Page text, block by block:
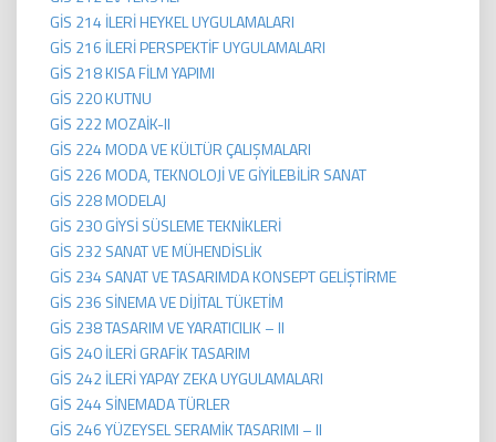
GİS 214 İLERİ HEYKEL UYGULAMALARI
GİS 216 İLERİ PERSPEKTİF UYGULAMALARI
GİS 218 KISA FİLM YAPIMI
GİS 220 KUTNU
GİS 222 MOZAİK-II
GİS 224 MODA VE KÜLTÜR ÇALIŞMALARI
GİS 226 MODA, TEKNOLOJİ VE GİYİLEBİLİR SANAT
GİS 228 MODELAJ
GİS 230 GİYSİ SÜSLEME TEKNİKLERİ
GİS 232 SANAT VE MÜHENDİSLİK
GİS 234 SANAT VE TASARIMDA KONSEPT GELİŞTİRME
GİS 236 SİNEMA VE DİJİTAL TÜKETİM
GİS 238 TASARIM VE YARATICILIK – II
GİS 240 İLERİ GRAFİK TASARIM
GİS 242 İLERİ YAPAY ZEKA UYGULAMALARI
GİS 244 SİNEMADA TÜRLER
GİS 246 YÜZEYSEL SERAMİK TASARIMI – II